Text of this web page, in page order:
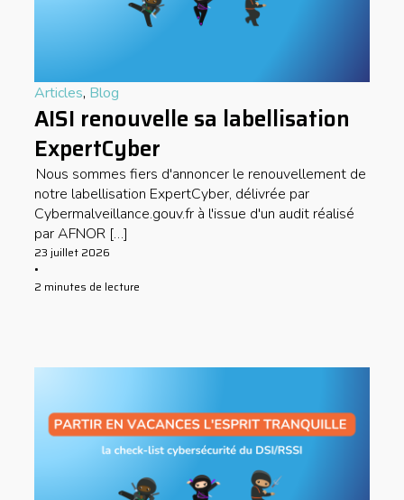
Articles, Blog
AISI renouvelle sa labellisation
ExpertCyber
Nous sommes fiers d'annoncer le renouvellement de
notre labellisation ExpertCyber, délivrée par
Cybermalveillance.gouv.fr à l'issue d'un audit réalisé
par AFNOR […]
23 juillet 2026
•
2 minutes de lecture